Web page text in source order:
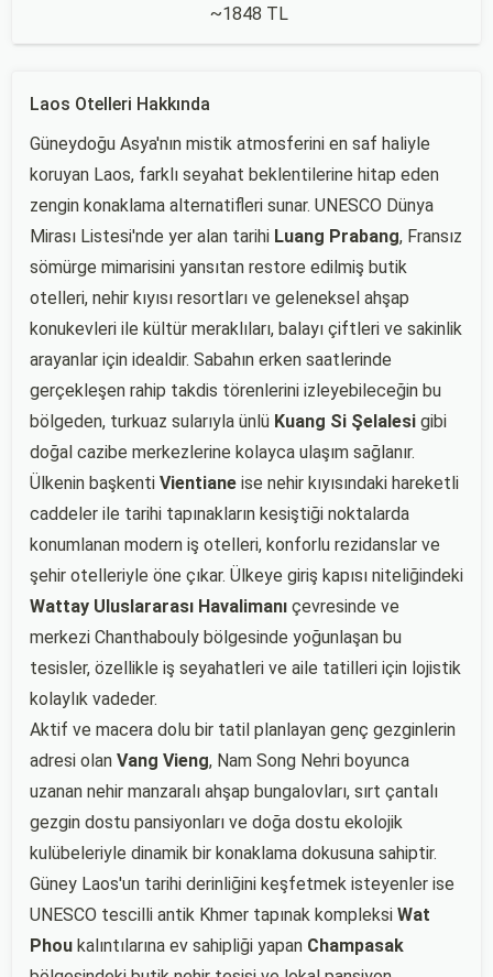
~1848 TL
Laos Otelleri Hakkında
Güneydoğu Asya'nın mistik atmosferini en saf haliyle
koruyan Laos, farklı seyahat beklentilerine hitap eden
zengin konaklama alternatifleri sunar. UNESCO Dünya
Mirası Listesi'nde yer alan tarihi Luang Prabang, Fransız
sömürge mimarisini yansıtan restore edilmiş butik
otelleri, nehir kıyısı resortları ve geleneksel ahşap
konukevleri ile kültür meraklıları, balayı çiftleri ve sakinlik
arayanlar için idealdir. Sabahın erken saatlerinde
gerçekleşen rahip takdis törenlerini izleyebileceğin bu
bölgeden, turkuaz sularıyla ünlü Kuang Si Şelalesi gibi
doğal cazibe merkezlerine kolayca ulaşım sağlanır.
Ülkenin başkenti Vientiane ise nehir kıyısındaki hareketli
caddeler ile tarihi tapınakların kesiştiği noktalarda
konumlanan modern iş otelleri, konforlu rezidanslar ve
şehir otelleriyle öne çıkar. Ülkeye giriş kapısı niteliğindeki
Wattay Uluslararası Havalimanı çevresinde ve
merkezi Chanthabouly bölgesinde yoğunlaşan bu
tesisler, özellikle iş seyahatleri ve aile tatilleri için lojistik
kolaylık vadeder.
Aktif ve macera dolu bir tatil planlayan genç gezginlerin
adresi olan Vang Vieng, Nam Song Nehri boyunca
uzanan nehir manzaralı ahşap bungalovları, sırt çantalı
gezgin dostu pansiyonları ve doğa dostu ekolojik
kulübeleriyle dinamik bir konaklama dokusuna sahiptir.
Güney Laos'un tarihi derinliğini keşfetmek isteyenler ise
UNESCO tescilli antik Khmer tapınak kompleksi Wat
Phou kalıntılarına ev sahipliği yapan Champasak